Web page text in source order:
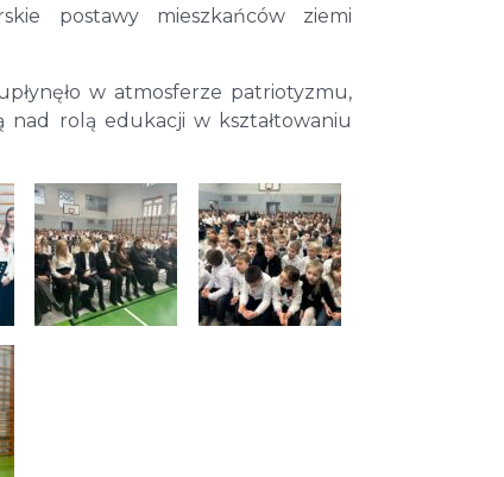
postawy mieszkańców ziemi
w atmosferze patriotyzmu,
nad rolą edukacji w kształtowaniu